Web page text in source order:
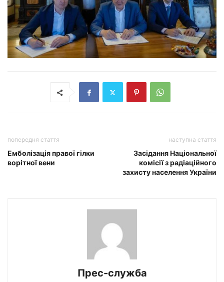
попередня стаття
Емболізація правої гілки
ворітної вени
наступна стаття
Засідання Національної
комісії з радіаційного
захисту населення України
Прес-служба